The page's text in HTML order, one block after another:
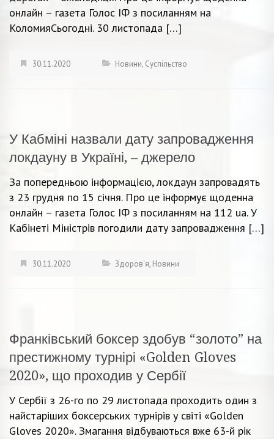
онлайн – газета Голос ІФ з посиланням на
КоломияСьогодні. 30 листопада […]
30.11.2020 Новини, Суспільство
У Кабміні назвали дату запровадження
локдауну в Україні, – джерело
За попередньою інформацією, локдаун запровадять
з 23 грудня по 15 січня. Про це інформує щоденна
онлайн – газета Голос ІФ з посиланням на 112 ua. У
Кабінеті Міністрів погодили дату запровадження […]
30.11.2020 Здоров'я, Новини
Франківський боксер здобув “золото” на
престижному турнірі «Golden Gloves
2020», що проходив у Сербії
У Сербії з 26-го по 29 листопада проходить один з
найстаріших боксерських турнірів у світі «Golden
Gloves 2020». Змагання відбуваються вже 63-й рік